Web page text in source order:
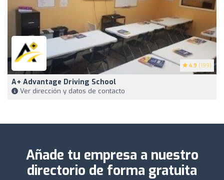
4.9 (199)
A+ Advantage Driving School
Ver dirección y datos de contacto
Añade tu empresa a nuestro
directorio de forma gratuita